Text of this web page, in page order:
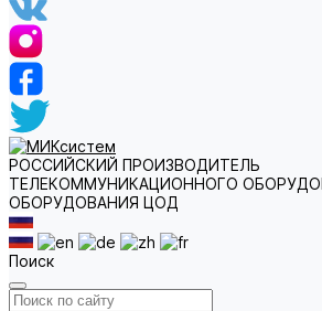
РОССИЙСКИЙ ПРОИЗВОДИТЕЛЬ
ТЕЛЕКОММУНИКАЦИОННОГО
ОБОРУДОВАНИЯ ЦОД
Поиск